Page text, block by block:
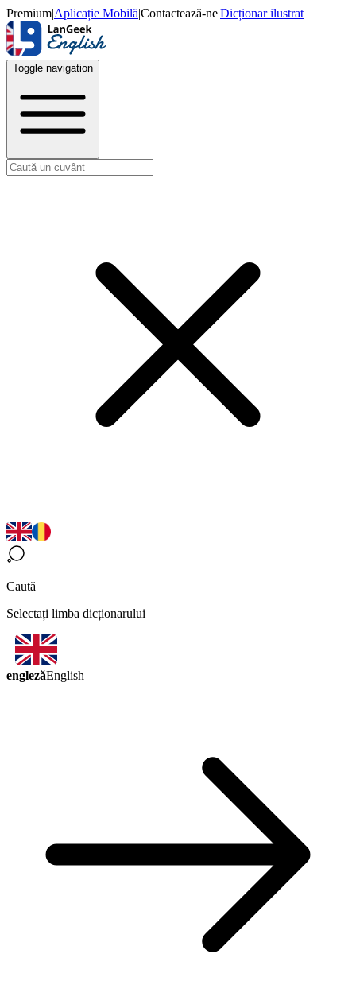
Premium|Aplicație Mobilă|Contactează-ne|Dicționar ilustrat
Toggle navigation
Caută
Selectați limba dicționarului
englezăEnglish